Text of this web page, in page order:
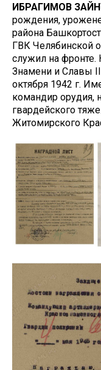
ИБРАГИМОВ
рождения,
района
ГВК Челябинской
служил на
Знамени и Славы
октября 1942 г.
командир орудия,
гвардейского
Житомирского